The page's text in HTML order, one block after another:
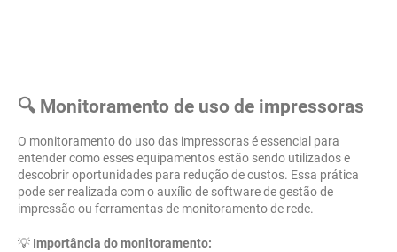
🔍 Monitoramento de uso de impressoras
O monitoramento do uso das impressoras é essencial para
entender como esses equipamentos estão sendo utilizados e
descobrir oportunidades para redução de custos. Essa prática
pode ser realizada com o auxílio de software de gestão de
impressão ou ferramentas de monitoramento de rede.
💡 Importância do monitoramento: